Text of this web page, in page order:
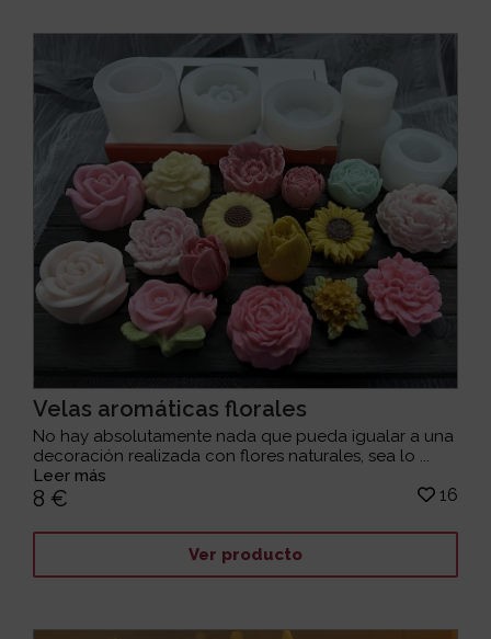
Velas aromáticas florales
No hay absolutamente nada que pueda igualar a una
decoración realizada con flores naturales, sea lo ...
Leer más
8 € 16
Ver producto